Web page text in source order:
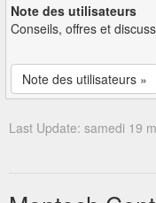
Note des utilisateurs
Conseils, offres et
Note des utilisateurs »
Last Update: samedi 19